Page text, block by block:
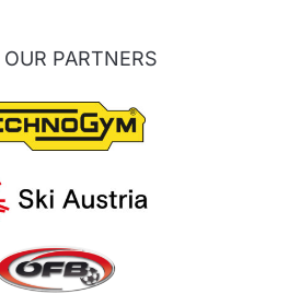
PARTNERS